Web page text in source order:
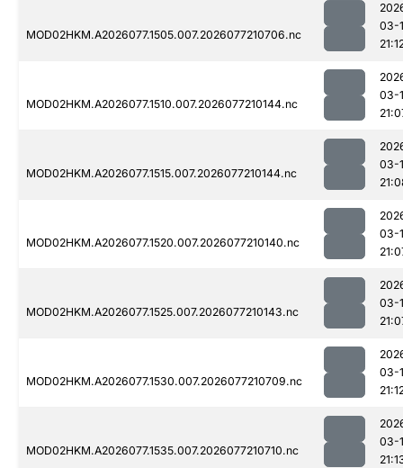
MOD02HKM.A2026077.1505.007.2026077210706.nc
03-
MOD02HKM.A2026077.1510.007.2026077210144.nc
03-
MOD02HKM.A2026077.1515.007.2026077210144.nc
03-
MOD02HKM.A2026077.1520.007.2026077210140.nc
03-
MOD02HKM.A2026077.1525.007.2026077210143.nc
03-
MOD02HKM.A2026077.1530.007.2026077210709.nc
03-
MOD02HKM.A2026077.1535.007.2026077210710.nc
03-